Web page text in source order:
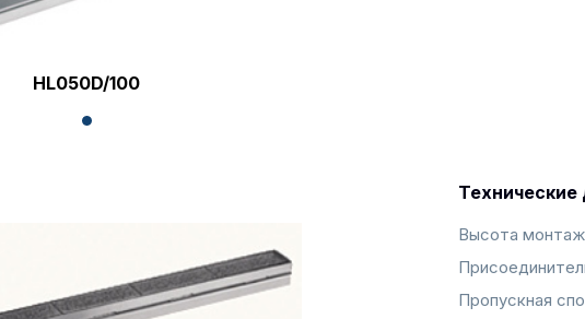
HL050D/100
Высота
Пропускная